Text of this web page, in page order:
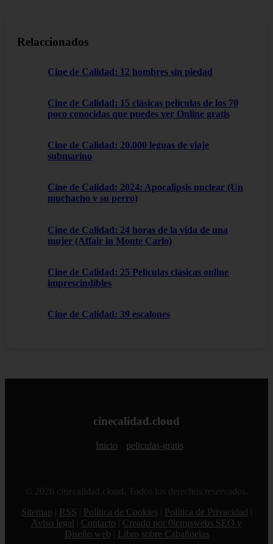
Relaccionados
Cine de Calidad: 12 hombres sin piedad
Cine de Calidad: 15 clásicas películas de los 70
poco conocidas que puedes ver Online gratis
Cine de Calidad: 20.000 leguas de viaje
submarino
Cine de Calidad: 2024: Apocalipsis nuclear (Un
muchacho y su perro)
Cine de Calidad: 24 horas de la vida de una
mujer (Affair in Monte Carlo)
Cine de Calidad: 25 Películas clásicas online
imprescindibles
Cine de Calidad: 39 escalones
cinecalidad.cloud
Inicio peliculas-gratis
© 2026 cinecalidad.cloud. Todos los derechos reservados.
Sitemap
RSS Política de Cookies Política de Privacidad
Aviso legal
Contacto
Creado por 0lemiswebs SEO y
Diseño web
Libro sobre Cabañuelas